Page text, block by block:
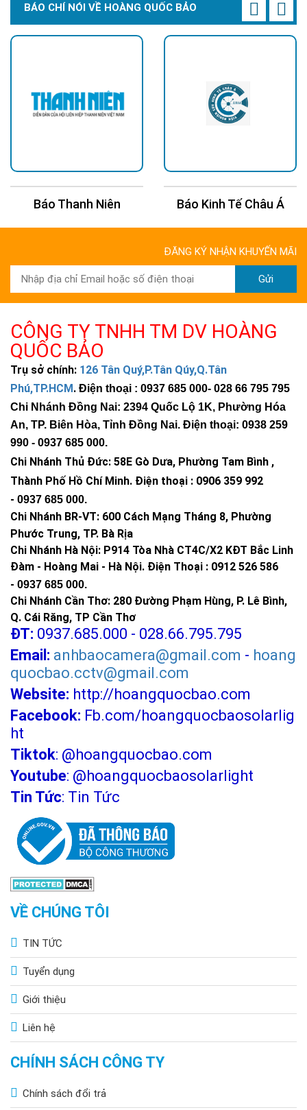
BÁO CHÍ NÓI VỀ HOÀNG QUỐC BẢO
Báo Thanh Niên Báo Kinh Tế Châu Á
ĐĂNG KÝ NHẬN KHUYẾN MÃI
Gửi
CÔNG TY TNHH TM DV HOÀNG
QUỐC BẢO
Trụ sở chính: 126 Tân Quý,P.Tân Qúy,Q.Tân
Phú,TP.HCM. Điện thoại : 0937 685 000- 028 66 795 795
Chi Nhánh Đồng Nai: 2394 Quốc Lộ 1K, Phường Hóa
An, TP. Biên Hòa, Tỉnh Đồng Nai. Điện thoại: 0938 259
990 - 0937 685 000.
Chi Nhánh Thủ Đức: 58E Gò Dưa, Phường Tam Bình ,
Thành Phố Hồ Chí Minh. Điện thoại : 0906 359 992
- 0937 685 000.
Chi Nhánh BR-VT: 600 Cách Mạng Tháng 8, Phường
Phước Trung, TP. Bà Rịa
Chi Nhánh Hà Nội: P914 Tòa Nhà CT4C/X2 KĐT Bắc Linh
Đàm - Hoàng Mai - Hà Nội. Điện Thoại : 0912 526 586
- 0937 685 000.
Chi Nhánh Cần Thơ: 280 Đường Phạm Hùng, P. Lê Bình,
Q. Cái Răng, TP Cần Thơ
ĐT: 0937.685.000 - 028.66.795.795
Email: anhbaocamera@gmail.com - hoang
quocbao.cctv@gmail.com
Website: http://hoangquocbao.com
Facebook: Fb.com/hoangquocbaosolarlig
ht
Tiktok: @hoangquocbao.com
Youtube: @hoangquocbaosolarlight
Tin Tức: Tin Tức
VỀ CHÚNG TÔI
TIN TỨC
Tuyển dụng
Giới thiệu
Liên hệ
CHÍNH SÁCH CÔNG TY
Chính sách đổi trả